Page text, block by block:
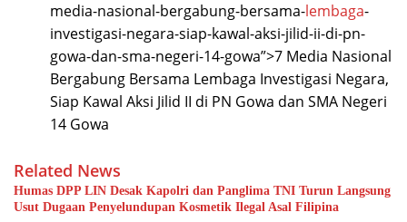
media-nasional-bergabung-bersama-lembaga-
investigasi-negara-siap-kawal-aksi-jilid-ii-di-pn-
gowa-dan-sma-negeri-14-gowa”>7 Media Nasional
Bergabung Bersama Lembaga Investigasi Negara,
Siap Kawal Aksi Jilid II di PN Gowa dan SMA Negeri
14 Gowa
Related News
Humas DPP LIN Desak Kapolri dan Panglima TNI Turun Langsung
Usut Dugaan Penyelundupan Kosmetik Ilegal Asal Filipina